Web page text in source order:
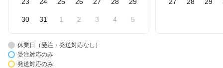
30 31 1 2 3 4 5
休業日（受注・発送対応なし）
受注対応のみ
発送対応のみ